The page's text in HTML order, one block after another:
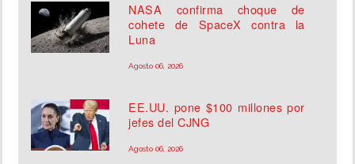
NASA confirma choque de
cohete de SpaceX contra la
Luna
Agosto 06, 2026
EE.UU. pone $100 millones por
jefes del CJNG
Agosto 06, 2026